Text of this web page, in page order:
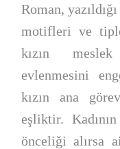
Roman,
motifleri ve
kızın
evlenmesini
kızın ana
eşliktir.
önceliği alırsa